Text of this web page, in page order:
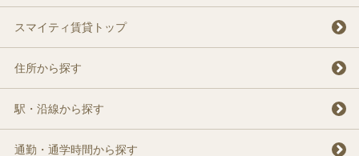
スマイティ賃貸トップ
住所から探す
駅・沿線から探す
通勤・通学時間から探す